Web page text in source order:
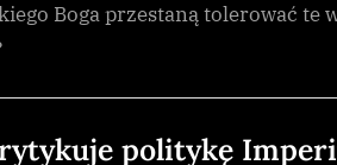
Boga przestaną tolerować te
politykę